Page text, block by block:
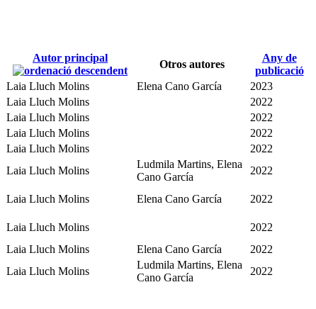
Autor principal
Otros autores
Any de
publicació
Laia Lluch Molins Elena Cano García
2023
Laia Lluch Molins
2022
Laia Lluch Molins
2022
Laia Lluch Molins
2022
Laia Lluch Molins
2022
Laia Lluch Molins
Ludmila Martins, Elena
Cano García
2022
Laia Lluch Molins Elena Cano García
2022
Laia Lluch Molins
2022
Laia Lluch Molins Elena Cano García
2022
Laia Lluch Molins
Ludmila Martins, Elena
Cano García
2022